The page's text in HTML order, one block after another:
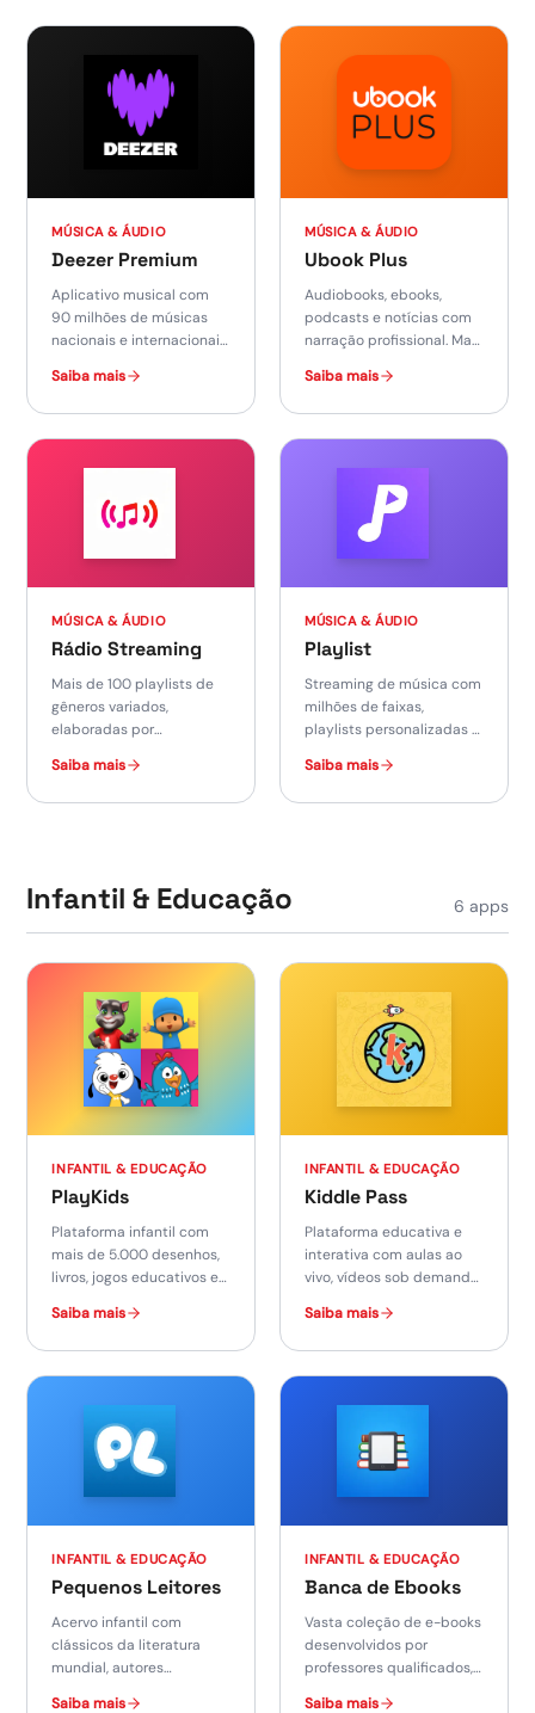
MÚSICA & ÁUDIO
Deezer Premium
Aplicativo musical com
90 milhões de músicas
nacionais e internacionais,
Saiba mais
MÚSICA & ÁUDIO
Ubook Plus
Audiobooks, ebooks,
podcasts e notícias com
narração profissional. Mais
Saiba mais
MÚSICA & ÁUDIO
Rádio Streaming
Mais de 100 playlists de
gêneros variados,
elaboradas por
streaming 24 horas.
Saiba mais
MÚSICA & ÁUDIO
Playlist
Streaming de música com
milhões de faixas,
playlists personalizadas e
Saiba mais
Infantil & Educação 6 apps
INFANTIL & EDUCAÇÃO
PlayKids
Plataforma infantil com
mais de 5.000 desenhos,
livros, jogos educativos e
Saiba mais
INFANTIL & EDUCAÇÃO
Kiddle Pass
Plataforma educativa e
interativa com aulas ao
vivo, vídeos sob demanda
música, robótica, artes e
esportes.
Saiba mais
INFANTIL & EDUCAÇÃO
Pequenos Leitores
Acervo infantil com
clássicos da literatura
mundial, autores
Saiba mais
INFANTIL & EDUCAÇÃO
Banca de Ebooks
Vasta coleção de e-books
desenvolvidos por
professores qualificados,
Saiba mais